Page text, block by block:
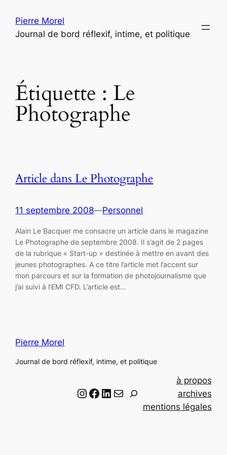
contenu
Pierre Morel
Journal de bord réflexif, intime, et politique
Étiquette :Le
Photographe
Article dans Le Photographe
11 septembre 2008—Personnel
Alain Le Bacquer me consacre un article dans le magazine
Le Photographe de septembre 2008. Il s’agit de 2 pages
de la rubrique « Start-up » destinée à mettre en avant des
jeunes photographes. A ce titre l’article met l’accent sur
mon parcours et sur la formation de photojournalisme que
j’ai suivi à l’EMI CFD. L’article est…
Pierre Morel
Journal de bord réflexif, intime, et politique
Instagram Facebook LinkedIn Email
à propos
archives
mentions légales